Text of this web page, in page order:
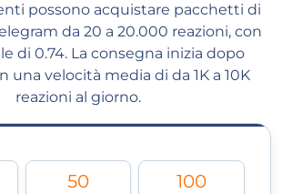
possono acquistare pacchetti di
da 20 a 20.000 reazioni, con
di 0.74. La consegna inizia dopo
una velocità media di da 1K a 10K
reazioni al giorno.
50
100